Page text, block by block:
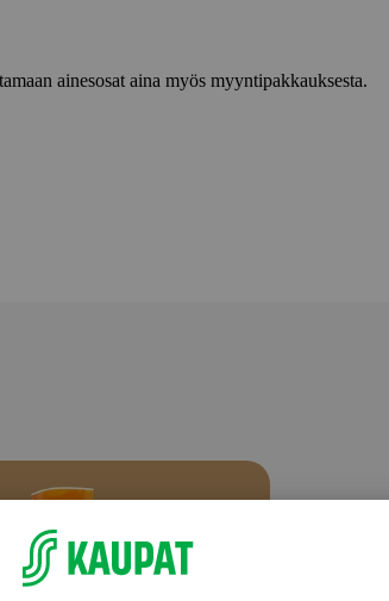
ainesosat aina myös myyntipakkauksesta.